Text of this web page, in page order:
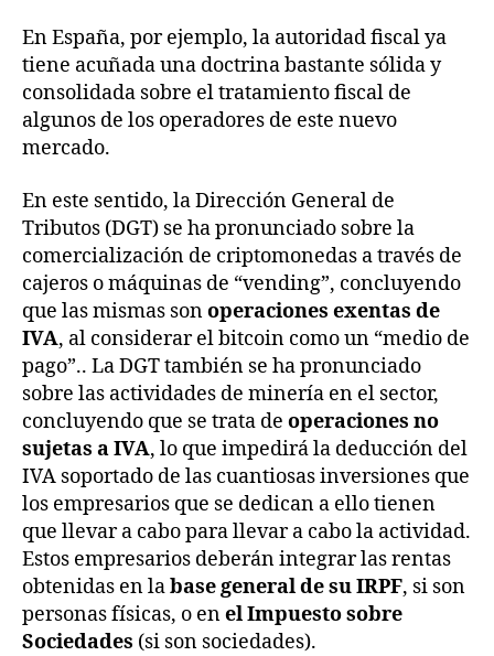
En España, por ejemplo, la autoridad fiscal ya
tiene acuñada una doctrina bastante sólida y
consolidada sobre el tratamiento fiscal de
algunos de los operadores de este nuevo
mercado.
En este sentido, la Dirección General de
Tributos (DGT) se ha pronunciado sobre la
comercialización de criptomonedas a través de
cajeros o máquinas de “vending”, concluyendo
que las mismas sonoperaciones exentas de
IVA, al considerar el bitcoin como un “medio de
pago”.. La DGT también se ha pronunciado
sobre las actividades de minería en el sector,
concluyendo que se trata de operaciones no
sujetas a IVA, lo que impedirá la deducción del
IVA soportado de las cuantiosas inversiones que
los empresarios que se dedican a ello tienen
que llevar a cabo para llevar a cabo la actividad.
Estos empresarios deberán integrar las rentas
obtenidas en labase general de su IRPF, si son
personas físicas, o enel Impuesto sobre
Sociedades (si son sociedades).